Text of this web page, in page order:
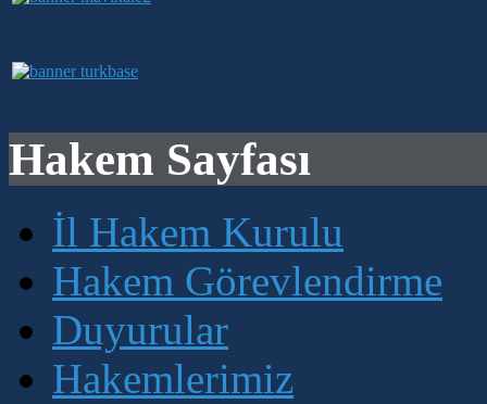
Hakem Sayfası
İl Hakem Kurulu
Hakem Görevlendirme
Duyurular
Hakemlerimiz